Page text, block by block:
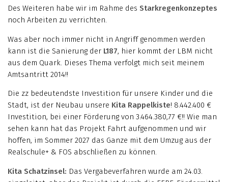
Des Weiteren habe wir im Rahme des Starkregenkonzeptes
noch Arbeiten zu verrichten.
Was aber noch immer nicht in Angriff genommen werden
kann ist die Sanierung der L187, hier kommt der LBM nicht
aus dem Quark. Dieses Thema verfolgt mich seit meinem
Amtsantritt 2014!!
Die zz bedeutendste Investition für unsere Kinder und die
Stadt, ist der Neubau unsere Kita Rappelkiste! 8.442.400 €
Investition, bei einer Förderung von 3.464.380,77 €!! Wie man
sehen kann hat das Projekt Fahrt aufgenommen und wir
hoffen, im Sommer 2027 das Ganze mit dem Umzug aus der
Realschule+ & FOS abschließen zu können.
Kita Schatzinsel: Das Vergabeverfahren wurde am 24.03.